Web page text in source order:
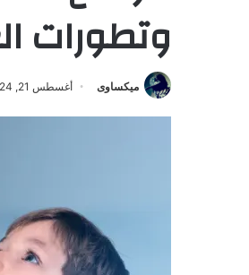
وتطورات
ميكساوى أغسطس 21, 2024